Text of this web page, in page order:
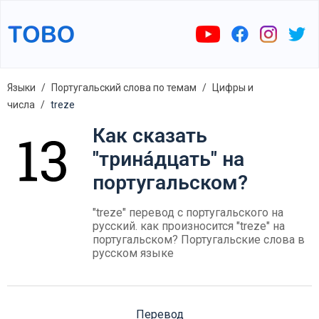
Языки Португальский слова по темам
Цифры и
числа
treze
Как сказать
"трина́дцать" на
португальском?
"treze" перевод с португальского на
русский. как произносится "treze" на
португальском? Португальские слова в
русском языке
Перевод